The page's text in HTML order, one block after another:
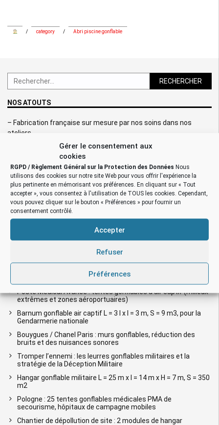
Gérer le consentement aux
cookies
RGPD / Règlement Général sur la Protection des Données Nous
utilisons des cookies sur notre site Web pour vous offrir l'expérience la
plus pertinente en mémorisant vos préférences. En cliquant sur « Tout
accepter », vous consentez à l'utilisation de TOUS les cookies. Cependant,
vous pouvez cliquer sur le bouton « Préférences » pour fournir un
consentement contrôlé.
Accepter
Refuser
Préférences
/ category / Abri piscine gonflable
Rechercher :
NOS ATOUTS
– Fabrication française sur mesure par nos soins dans nos
ateliers,
– Qualité de la mise en œuvre et des finitions,
– Une seule turbine électrique ou une seule pompe pour assurer
le gonflage de l’abri,
– SAV et prestations de services assurés,
– Nos références clients tentes gonflables: Carré Bleu, Camping
les Cercelles, Alstom, Alcatel, Bouygues, Airbus, Cnes, Sol
Environnement,…
Demander un devis pour une tente gonflable
Grand Paris Express : mur gonflable pour la réduction des
bruits et cloison anti-poussière
Poste Médical Avancé : tentes gonflables à air captif (milieux
extrêmes et zones aéroportuaires)
Barnum gonflable air captif L = 3 l x l = 3 m, S = 9 m3, pour la
Gendarmerie nationale
Bouygues / Chanel Paris : murs gonflables, réduction des
bruits et des nuisances sonores
Tromper l’ennemi : les leurres gonflables militaires et la
stratégie de la Déception Militaire
Hangar gonflable militaire L = 25 m x l = 14 m x H = 7 m, S = 350
m2
Pologne : 25 tentes gonflables médicales PMA de
secourisme, hôpitaux de campagne mobiles
Chantier de dépollution de site : 2 modules de hangar